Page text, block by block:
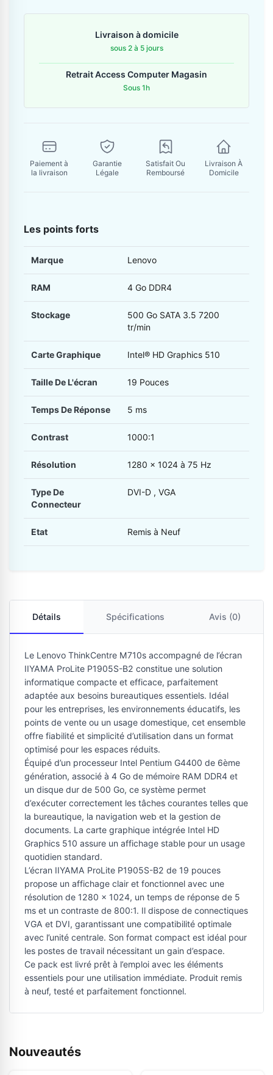
Livraison à domicile
sous 2 à 5 jours
Retrait Access Computer Magasin
Sous 1h
Paiement à
la livraison
Garantie
Légale
Satisfait Ou
Remboursé
Livraison À
Domicile
Les points forts
Marque Lenovo
RAM 4 Go DDR4
Stockage
500 Go SATA 3.5 7200
tr/min
Carte Graphique Intel® HD Graphics 510
Taille De L'écran 19 Pouces
Temps De Réponse 5 ms
Contrast 1000:1
Résolution 1280 x 1024 à 75 Hz
Type De
Connecteur
DVI-D , VGA
Etat Remis à Neuf
Détails Spécifications Avis (0)
Le Lenovo ThinkCentre M710s accompagné de l’écran
IIYAMA ProLite P1905S-B2 constitue une solution
informatique compacte et efficace, parfaitement
adaptée aux besoins bureautiques essentiels. Idéal
pour les entreprises, les environnements éducatifs, les
points de vente ou un usage domestique, cet ensemble
offre fiabilité et simplicité d’utilisation dans un format
optimisé pour les espaces réduits.
Équipé d’un processeur Intel Pentium G4400 de 6ème
génération, associé à 4 Go de mémoire RAM DDR4 et
un disque dur de 500 Go, ce système permet
d’exécuter correctement les tâches courantes telles que
la bureautique, la navigation web et la gestion de
documents. La carte graphique intégrée Intel HD
Graphics 510 assure un affichage stable pour un usage
quotidien standard.
L’écran IIYAMA ProLite P1905S-B2 de 19 pouces
propose un affichage clair et fonctionnel avec une
résolution de 1280 x 1024, un temps de réponse de 5
ms et un contraste de 800:1. Il dispose de connectiques
VGA et DVI, garantissant une compatibilité optimale
avec l’unité centrale. Son format compact est idéal pour
les postes de travail nécessitant un gain d’espace.
Ce pack est livré prêt à l’emploi avec les éléments
essentiels pour une utilisation immédiate. Produit remis
à neuf, testé et parfaitement fonctionnel.
Nouveautés